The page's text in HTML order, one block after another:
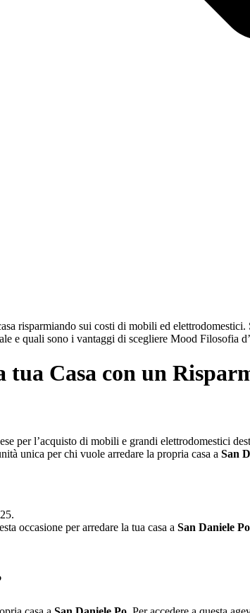
risparmiando sui costi di mobili ed elettrodomestici.
e quali sono i vantaggi di scegliere Mood Filosofia
Casa con un
per l’acquisto di mobili e grandi elettrodomestici
unica per chi vuole arredare la propria casa a San
occasione per arredare la tua casa a San Daniele Po